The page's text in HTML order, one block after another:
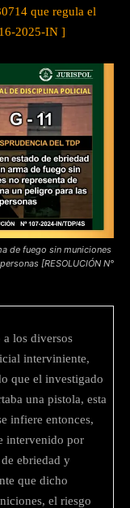
que regula el
2025-IN ]
de fuego sin municiones
[RESOLUCIÓN N°
a los diversos
interviniente,
que el investigado
una pistola, esta
infiere entonces,
intervenido por
ebriedad y
que dicho
el riesgo